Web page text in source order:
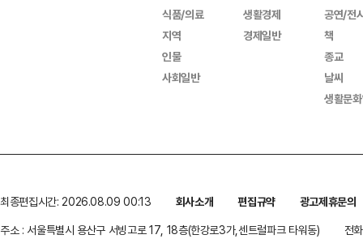
식품/의료
지역
인물
사회일반
생활경제
경제일반
공연/전
책
종교
날씨
생활문
최종편집시간: 2026.08.09 00:13 회사소개 편집규약
광고제휴문의
주소 : 서울특별시 용산구 서빙고로 17, 18층(한강로3가,센트럴파크 타워동)
전